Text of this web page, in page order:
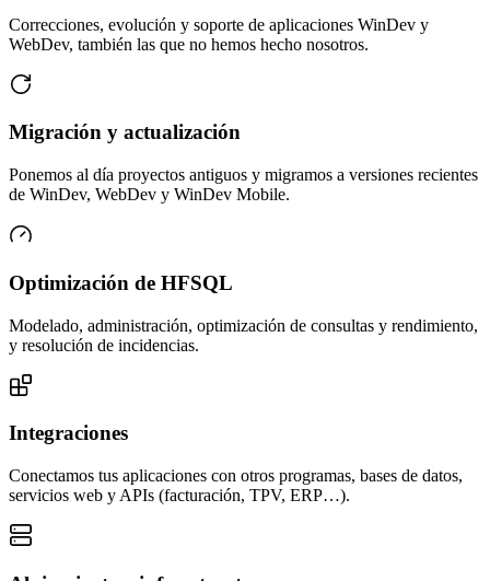
Correcciones, evolución y soporte de aplicaciones WinDev y
WebDev, también las que no hemos hecho nosotros.
Migración y actualización
Ponemos al día proyectos antiguos y migramos a versiones recientes
de WinDev, WebDev y WinDev Mobile.
Optimización de HFSQL
Modelado, administración, optimización de consultas y rendimiento,
y resolución de incidencias.
Integraciones
Conectamos tus aplicaciones con otros programas, bases de datos,
servicios web y APIs (facturación, TPV, ERP…).